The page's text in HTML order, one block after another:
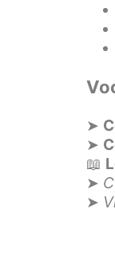
➤
➤
📖
➤
➤